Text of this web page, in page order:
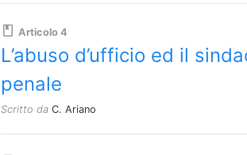
Articolo 4
L’abuso d’ufficio ed il
penale
Scritto da C. Ariano